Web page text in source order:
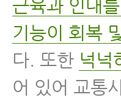
근육과 인대
기능이 회복
다. 또한 넉넉
어 있어 교통